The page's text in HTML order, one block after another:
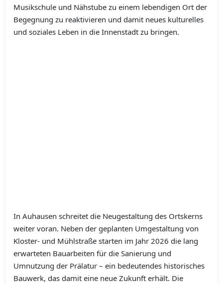
Musikschule und Nähstube zu einem lebendigen Ort der
Begegnung zu reaktivieren und damit neues kulturelles
und soziales Leben in die Innenstadt zu bringen.
In Auhausen schreitet die Neugestaltung des Ortskerns
weiter voran. Neben der geplanten Umgestaltung von
Kloster- und Mühlstraße starten im Jahr 2026 die lang
erwarteten Bauarbeiten für die Sanierung und
Umnutzung der Prälatur – ein bedeutendes historisches
Bauwerk, das damit eine neue Zukunft erhält. Die